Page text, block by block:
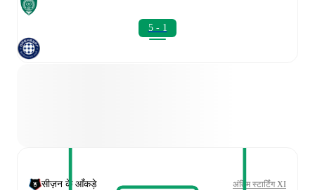
5 - 1
सीज़न के आँकड़े अंतिम स्टार्टिंग XI